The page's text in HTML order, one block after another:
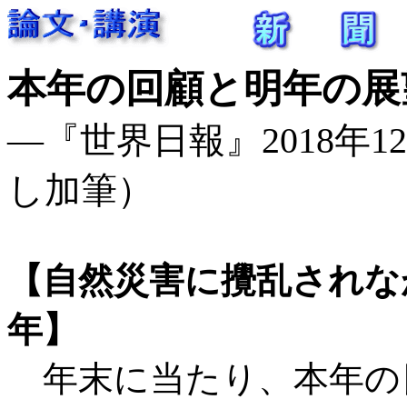
本年の回顧と明年の
―『世界日報』2018年
し加筆）
【自然災害に攪乱され
年】
年末に当たり、本年